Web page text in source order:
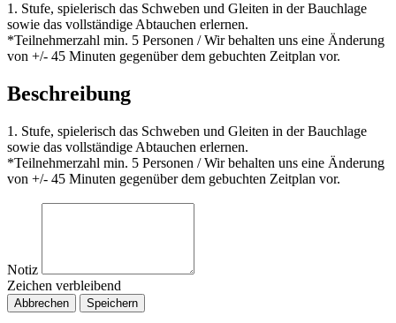
1. Stufe, spielerisch das Schweben und Gleiten in der Bauchlage
sowie das vollständige Abtauchen erlernen.
*Teilnehmerzahl min. 5 Personen / Wir behalten uns eine Änderung
von +/- 45 Minuten gegenüber dem gebuchten Zeitplan vor.
Beschreibung
1. Stufe, spielerisch das Schweben und Gleiten in der Bauchlage
sowie das vollständige Abtauchen erlernen.
*Teilnehmerzahl min. 5 Personen / Wir behalten uns eine Änderung
von +/- 45 Minuten gegenüber dem gebuchten Zeitplan vor.
Notiz
Zeichen verbleibend
Abbrechen Speichern